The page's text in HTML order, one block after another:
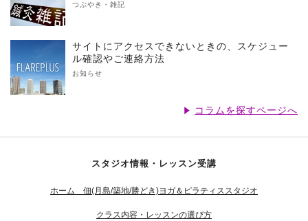
つぶやき・雑記
サイトにアクセスできないときの、スケジュー
ル確認やご連絡方法
お知らせ
コラムを探すページへ
スタジオ情報・レッスン受講
ホーム 佃(月島/築地/勝どき)ヨガ＆ピラティススタジオ
クラス内容・レッスンの選び方